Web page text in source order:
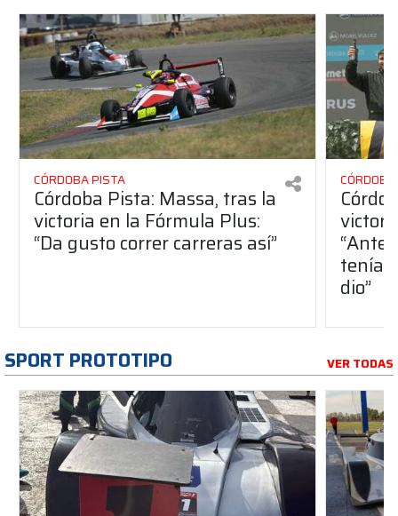
CÓRDOBA PISTA
Córdoba Pista: Massa, tras la
victoria en la Fórmula Plus:
“Da gusto correr carreras así”
dio”
SPORT PROTOTIPO VER TODAS